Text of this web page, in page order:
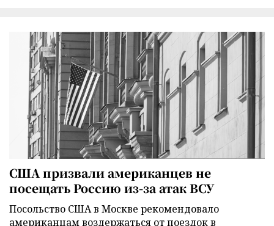
США призвали американцев не
посещать Россию из-за атак ВСУ
Посольство США в Москве рекомендовало
американцам воздержаться от поездок в